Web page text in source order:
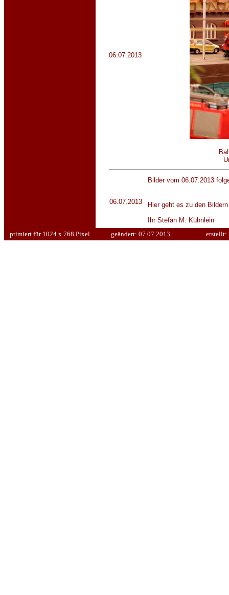
06.07.2013
06.07.2013
Bilder vom 06.07.2013
Hier geht es zu den
Ihr Stefan M. Kühnlein
ptimiert für 1024 x 768 Pixel
geändert: 07.07.2013 erstellt: